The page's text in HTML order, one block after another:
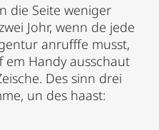
die Seite weniger
Johr, wenn de jede
anrufffe musst,
em Handy ausschaut
Des sinn drei
un des haast: